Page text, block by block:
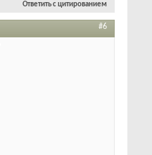
Ответить с цитированием
#6